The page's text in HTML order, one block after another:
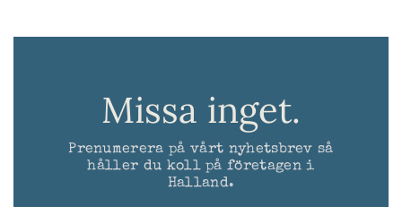
Missa inget.
Prenumerera på vårt nyhetsbrev så
håller du koll på företagen i
Halland.